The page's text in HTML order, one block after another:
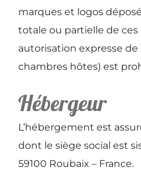
marques et logos
totale ou partielle de
autorisation expresse de
chambres hôtes) est
Hébergeur
L’hébergement est
dont le siège social est
59100 Roubaix – France.